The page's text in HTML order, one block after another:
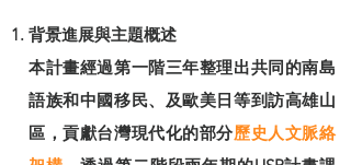
背景進展與主題概述
本計畫經過第一階三年整理出共同的南島
語族和中國移民、及歐美日等到訪高雄山
區，貢獻台灣現代化的部分歷史人文脈絡